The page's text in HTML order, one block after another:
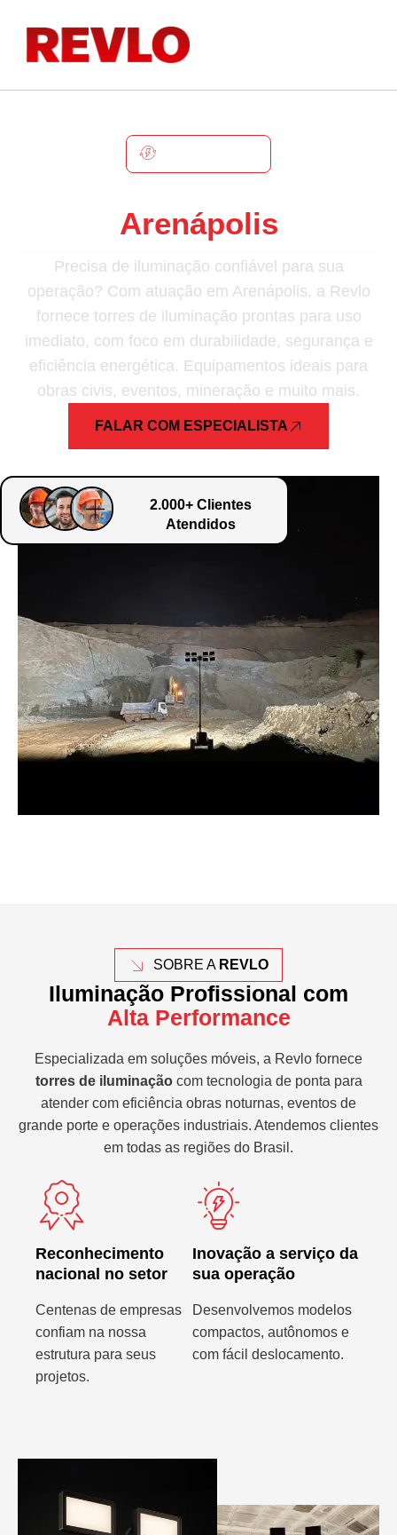
Arenápolis
Precisa de iluminação confiável para sua
operação? Com atuação em Arenápolis, a Revlo
fornece torres de iluminação prontas para uso
imediato, com foco em durabilidade, segurança e
eficiência energética. Equipamentos ideais para
obras civis, eventos, mineração e muito mais.
FALAR COM ESPECIALISTA
2.000+ Clientes
Atendidos
SOBRE A REVLO
Iluminação Profissional com
Alta Performance
Especializada em soluções móveis, a Revlo fornece
torres de iluminaçãocom tecnologia de ponta para
atender com eficiência obras noturnas, eventos de
grande porte e operações industriais. Atendemos clientes
em todas as regiões do Brasil.
Reconhecimento
nacional no setor
Centenas de empresas
confiam na nossa
estrutura para seus
projetos.
Inovação a serviço da
sua operação
Desenvolvemos modelos
compactos, autônomos e
com fácil deslocamento.